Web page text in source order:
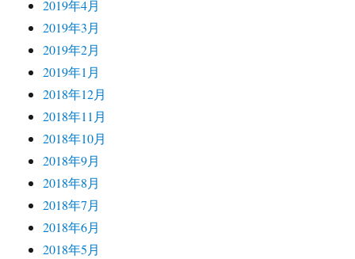
2019年4月
2019年3月
2019年2月
2019年1月
2018年12月
2018年11月
2018年10月
2018年9月
2018年8月
2018年7月
2018年6月
2018年5月